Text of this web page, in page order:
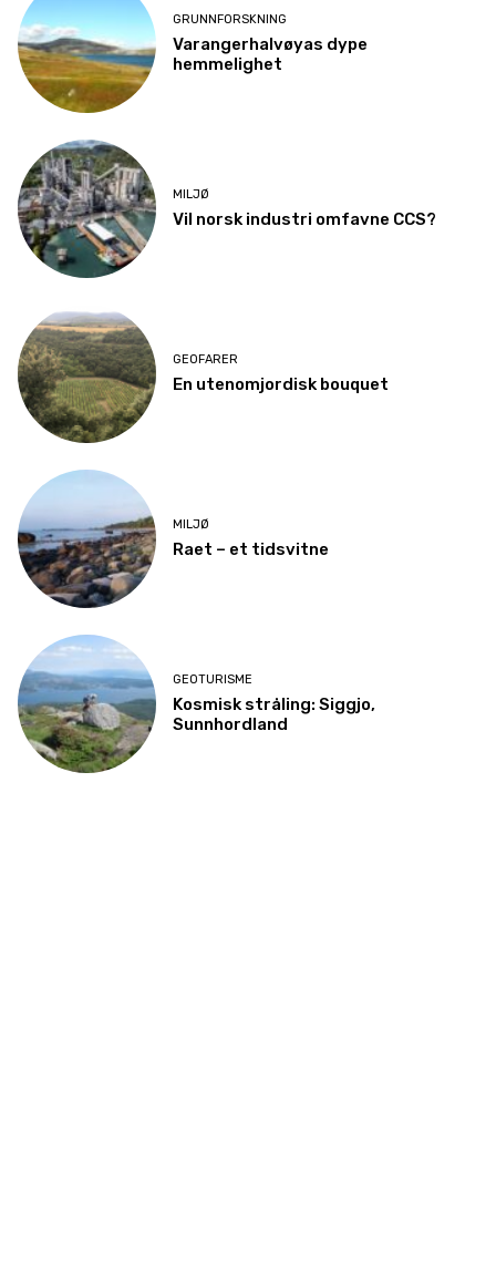
GRUNNFORSKNING
Varangerhalvøyas dype
hemmelighet
MILJØ
Vil norsk industri omfavne CCS?
GEOFARER
En utenomjordisk bouquet
MILJØ
Raet – et tidsvitne
GEOTURISME
Kosmisk stråling: Siggjo,
Sunnhordland